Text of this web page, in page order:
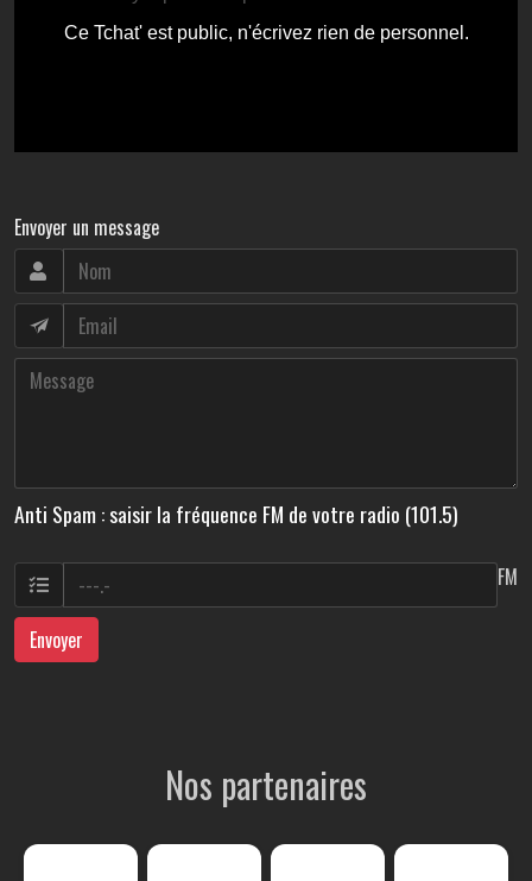
Envoyer un message
Anti Spam : saisir la fréquence FM de votre radio (101.5)
FM
Envoyer
Nos partenaires